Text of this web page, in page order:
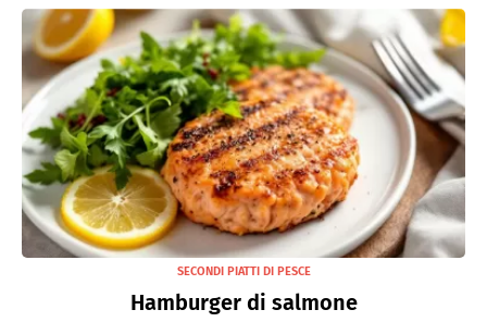
SECONDI PIATTI DI PESCE
Hamburger di salmone